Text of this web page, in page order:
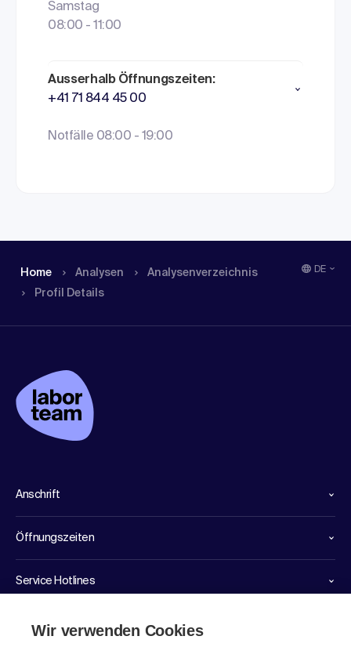
Samstag
08:00 - 11:00
Ausserhalb Öffnungszeiten:
+41 71 844 45 00
Notfälle 08:00 - 19:00
Home Analysen
Analysen­verzeichnis
Profil Details
DE
Anschrift
Öffnungszeiten
Service Hotlines
LinksWir verwenden Cookies